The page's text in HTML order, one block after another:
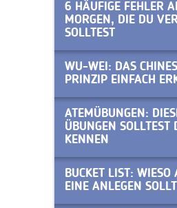
6 HÄUFIGE FEHLER
MORGEN, DIE DU
SOLLTEST
WU-WEI: DAS
PRINZIP EINFACH
ATEMÜBUNGEN:
ÜBUNGEN SOLLTEST
KENNEN
BUCKET LIST: WIESO
EINE ANLEGEN